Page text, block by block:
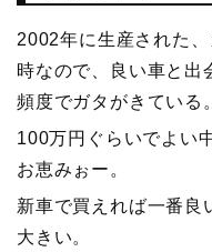
2002年に生産された
時なので、良い車と出
頻度でガタがきている。
100万円ぐらいでよい
お恵みぉー。
新車で買えれば一番良
大きい。